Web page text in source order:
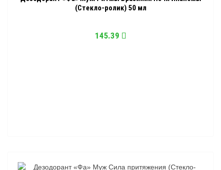
(Стекло-ролик) 50 мл
145.39